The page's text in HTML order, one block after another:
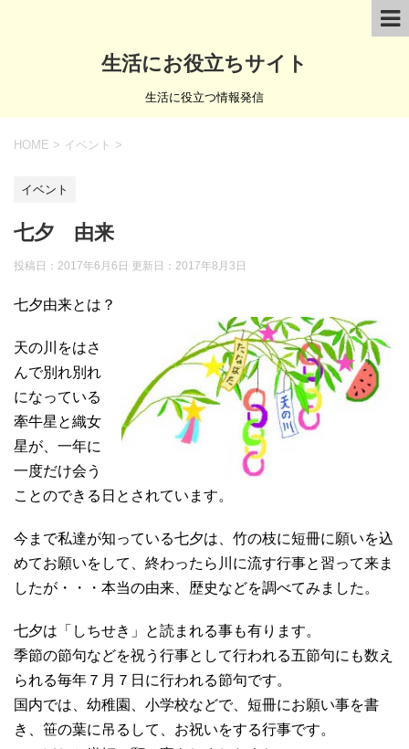
生活にお役立ちサイト
生活に役立つ情報発信
HOME > イベント >
イベント
七夕 由来
投稿日：2017年6月6日 更新日： 2017年8月3日
七夕由来とは？
天の川をはさ
んで別れ別れ
になっている
牽牛星と織女
星が、一年に
一度だけ会う
ことのできる日とされています。
今まで私達が知っている七夕は、竹の枝に短冊に願いを込
めてお願いをして、終わったら川に流す行事と習って来ま
したが・・・本当の由来、歴史などを調べてみました。
七夕は「しちせき」と読まれる事も有ります。
季節の節句などを祝う行事として行われる五節句にも数え
られる毎年７月７日に行われる節句です。
国内では、幼稚園、小学校などで、短冊にお願い事を書
き、笹の葉に吊るして、お祝いをする行事です。